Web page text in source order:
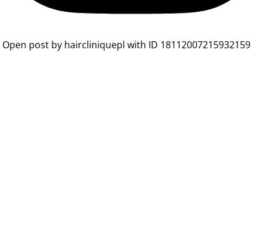
Open post by haircliniquepl with ID 18112007215932159